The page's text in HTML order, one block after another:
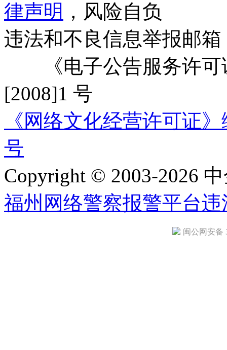
律声明 ，风险自负
违法和不良信息举报邮箱
《电子公告服务许可
[2008]1 号
《网络文化经营许可证
号
Copyright © 2003-2026
福州网络警察报警平台违
闽公网安备